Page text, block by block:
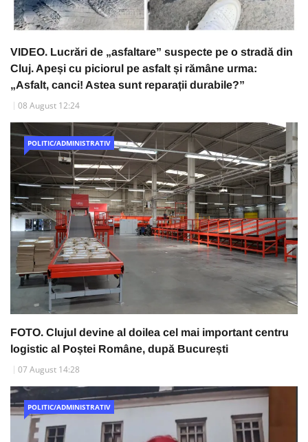
VIDEO. Lucrări de „asfaltare” suspecte pe o stradă din
Cluj. Apeși cu piciorul pe asfalt și rămâne urma:
„Asfalt, canci! Astea sunt reparații durabile?”
08 August 12:24
POLITIC/ADMINISTRATIV
FOTO. Clujul devine al doilea cel mai important centru
logistic al Poștei Române, după București
07 August 14:28
POLITIC/ADMINISTRATIV